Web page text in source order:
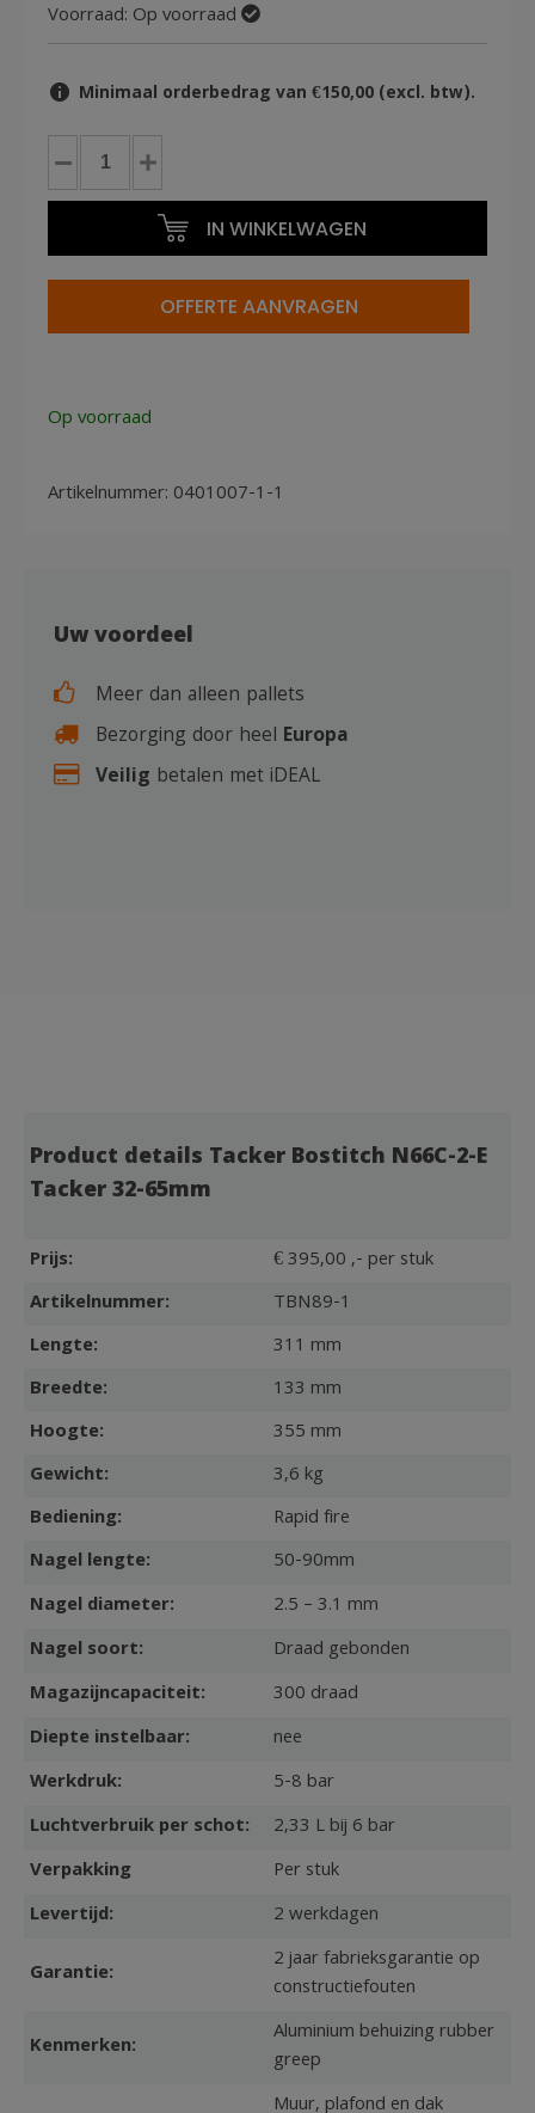
Voorraad: Op voorraad
Minimaal orderbedrag van €150,00 (excl. btw).
Bostitch
N89-
E
IN WINKELWAGEN
OFFERTE AANVRAGEN
Op voorraad
Artikelnummer: 0401007-1-1
Uw voordeel
Meer dan alleen pallets
Bezorging door heel Europa
Veilig betalen met iDEAL
Product details Tacker Bostitch N66C-2-E
Tacker 32-65mm
Prijs:
€ 395,00 ,- per stuk
Artikelnummer:
TBN89-1
Lengte:
311 mm
Breedte:
133 mm
Hoogte:
355 mm
Gewicht:
3,6 kg
Bediening:
Rapid fire
Nagel lengte:
50-90mm
Nagel diameter:
2.5 – 3.1 mm
Nagel soort:
Draad gebonden
Magazijncapaciteit:
300 draad
Diepte instelbaar:
nee
Werkdruk:
5-8 bar
Luchtverbruik per schot:
2,33 L bij 6 bar
Verpakking
Per stuk
Levertijd:
2 werkdagen
Garantie:
2 jaar fabrieksgarantie op
constructiefouten
Kenmerken:
Aluminium behuizing rubber
greep
Muur, plafond en dak